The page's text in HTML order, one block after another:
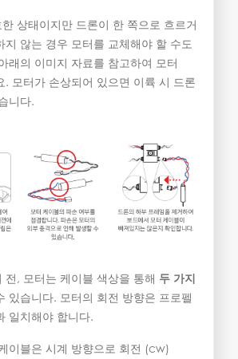
상태이지만 드론이 한 쪽으로 흐르거
지 않는 경우 모터를 교체해야 할 수도
래의 이미지 자료를 참고하여 모터
. 모터가 손상되어 있으면 이륙 시 드론
니다.
전, 모터는 케이블 색상을 통해 두 가지
있습니다. 모터의 회전 방향은 프로펠
일치해야 합니다.
이블은 시계 방향으로 회전 (cw)